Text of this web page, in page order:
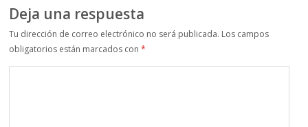
Deja una respuesta
Tu dirección de correo electrónico no será publicada. Los campos
obligatorios están marcados con*